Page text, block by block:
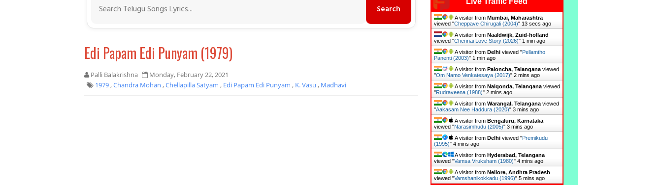
Edi Papam Edi Punyam (1979)
Palli Balakrishna
Monday, February 22, 2021
1979,Chandra Mohan ,Chellapilla Satyam , Edi Papam Edi Punyam , K. Vasu , Madhavi
A visitor from Mumbai, Maharashtra
viewed "Cheppave Chirugali (2004)" 14 secs ago
A visitor from Naaldwijk, Zuid-holland
viewed "Chennai Love Story (2026)" 1 min ago
A visitor from Delhiviewed "Pellamtho
Panenti (2003)" 1 min ago
A visitor from Paloncha, Telanganaviewed
"Om Namo Venkatesaya (2017)" 2 mins ago
A visitor from Nalgonda, Telanganaviewed
"Rudraveena (1988)" 2 mins ago
A visitor from Warangal, Telanganaviewed
"Aakasam Nee Haddura (2020)" 3 mins ago
A visitor from Bengaluru, Karnataka
viewed "Narasimhudu (2005)" 3 mins ago
A visitor from Delhiviewed "Premikudu
(1995)" 4 mins ago
A visitor from Hyderabad, Telangana
viewed "Vamsa Vruksham (1980)" 4 mins ago
A visitor from Nellore, Andhra Pradesh
viewed "Vamshanikokkadu (1996)" 5 mins ago